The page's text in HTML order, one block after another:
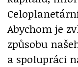
Abychom je
způsobu
a spolupráci